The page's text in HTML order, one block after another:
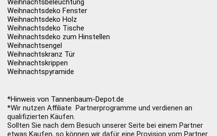
Weihnachtsbeleuchtung
Weihnachtsdeko Fenster
Weihnachtsdeko Holz
Weihnachtsdeko Tische
Weihnachtsdeko zum Hinstellen
Weihnachtsengel
Weihnachtskranz Tür
Weihnachtskrippen
Weihnachtspyramide
*Hinweis von Tannenbaum-Depot.de
*Wir nutzen Affiliate Partnerprogramme und verdienen an
qualifizierten Käufen.
Sollten Sie nach dem Besuch unserer Seite bei einem Partner
etwas Kaufen, so können wir dafür eine Provision vom Partner